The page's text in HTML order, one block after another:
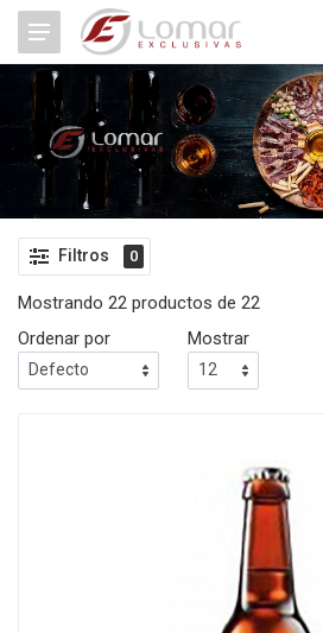
Filtros 0
Mostrando 22 productos de 22
Ordenar por
Mostrar